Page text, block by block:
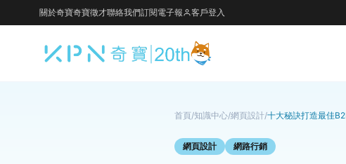
關於奇寶奇寶徵才聯絡我們訂閱電子報 客戶登入
首頁/知識中心/網頁設計/十大秘訣打造最佳
網頁設計 網路行銷